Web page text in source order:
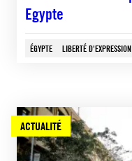
Egypte
ÉGYPTE LIBERTÉ D'EXPRESSION
ACTUALITÉ